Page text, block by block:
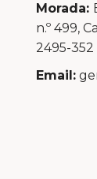
Morada:
n.º 499,
2495-
Email: